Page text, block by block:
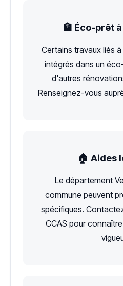
🏦 Éco-prêt
Certains travaux liés
intégrés dans un
d'autres
Renseignez-vous
🏠 Aides
Le département
commune peuvent
spécifiques.
CCAS pour